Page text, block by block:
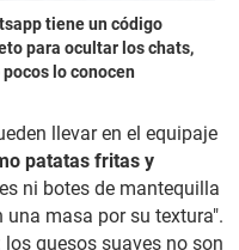
tiene un código
para ocultar los chats,
lo conocen
llevar en el equipaje
patatas fritas y
ni botes de mantequilla
masa por su textura".
quesos suaves no son